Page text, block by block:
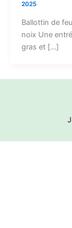
2025
Ballottin de
noix Une
gras et […]